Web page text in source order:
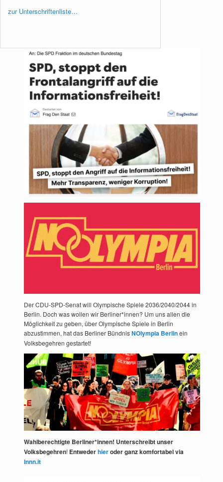
zur Unterschriftenliste…
Der CDU-SPD-Senat will Olympische Spiele 2036/2040/2044 in
Berlin. Doch was wollen wir Berliner*innen? Um uns allen die
Möglichkeit zu geben, über Olympische Spiele in Berlin
abzustimmen, hat das Berliner BündnisNOlympia Berlinein
Volksbegehren gestartet!
Wahlberechtigte Berliner*innen! Unterschreibt unser
Volksbegehren! Entwederhieroder ganz komfortabel via
Innn.it